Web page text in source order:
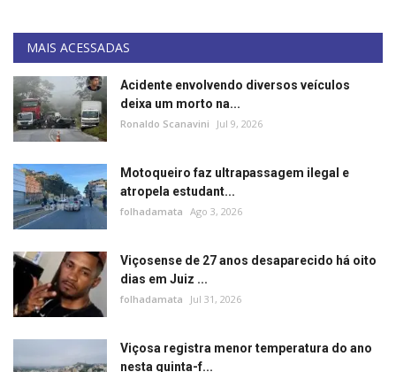
MAIS ACESSADAS
Acidente envolvendo diversos veículos
deixa um morto na...
Ronaldo Scanavini Jul 9, 2026
Motoqueiro faz ultrapassagem ilegal e
atropela estudant...
folhadamata Ago 3, 2026
Viçosense de 27 anos desaparecido há oito
dias em Juiz ...
folhadamata Jul 31, 2026
Viçosa registra menor temperatura do ano
nesta quinta-f...